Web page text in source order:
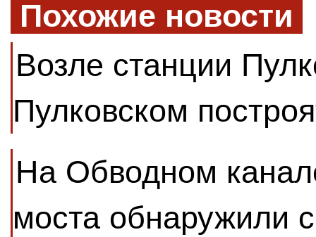
Похожие новости
Возле станции
Пулковском
На Обводном
моста обнаружили